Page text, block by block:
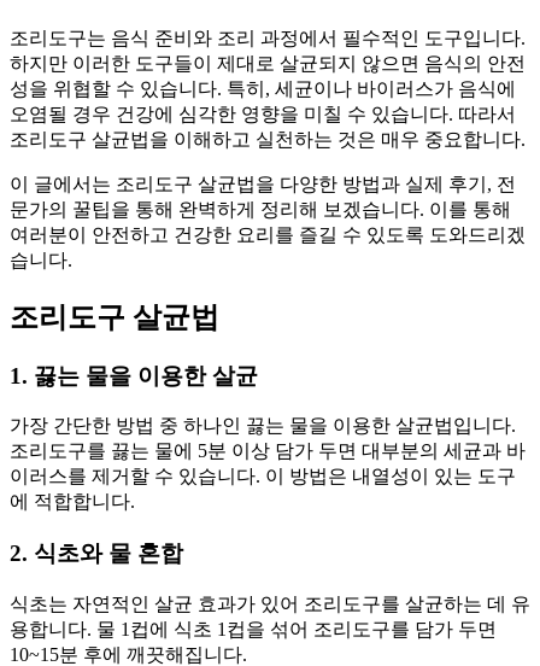
조리도구는 음식 준비와 조리 과정에서 필수적인 도구입니다.
하지만 이러한 도구들이 제대로 살균되지 않으면 음식의 안전
성을 위협할 수 있습니다. 특히, 세균이나 바이러스가 음식에
오염될 경우 건강에 심각한 영향을 미칠 수 있습니다. 따라서
조리도구 살균법을 이해하고 실천하는 것은 매우 중요합니다.
이 글에서는 조리도구 살균법을 다양한 방법과 실제 후기, 전
문가의 꿀팁을 통해 완벽하게 정리해 보겠습니다. 이를 통해
여러분이 안전하고 건강한 요리를 즐길 수 있도록 도와드리겠
습니다.
조리도구 살균법
1. 끓는 물을 이용한 살균
가장 간단한 방법 중 하나인 끓는 물을 이용한 살균법입니다.
조리도구를 끓는 물에 5분 이상 담가 두면 대부분의 세균과 바
이러스를 제거할 수 있습니다. 이 방법은 내열성이 있는 도구
에 적합합니다.
2. 식초와 물 혼합
식초는 자연적인 살균 효과가 있어 조리도구를 살균하는 데 유
용합니다. 물 1컵에 식초 1컵을 섞어 조리도구를 담가 두면
10~15분 후에 깨끗해집니다.